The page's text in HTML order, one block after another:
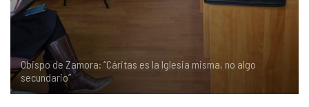
Obispo de Zamora: “Cáritas es la Iglesia misma, no algo
secundario”